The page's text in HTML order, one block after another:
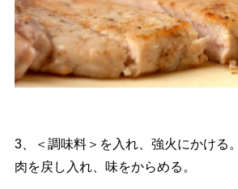
3、＜調味料＞を入れ、強火にかける
肉を戻し入れ、味をからめる。